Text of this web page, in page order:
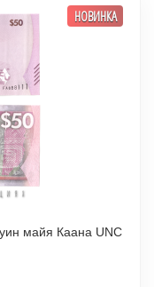
НОВИНКА
майя Каана UNC